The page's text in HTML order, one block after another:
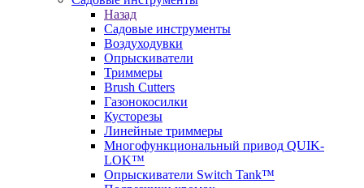
Назад
Садовые инструменты
Воздуходувки
Опрыскиватели
Триммеры
Brush Cutters
Газонокосилки
Кусторезы
Линейные триммеры
Многофункциональный привод QUIK-
LOK™
Опрыскиватели Switch Tank™